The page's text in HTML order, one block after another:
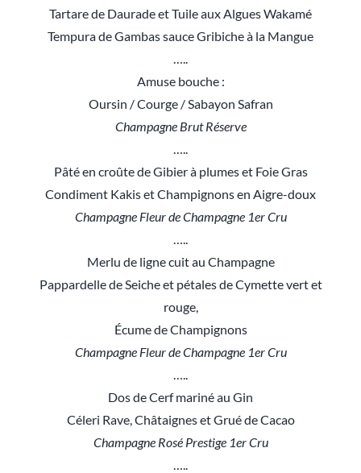
Tartare de Daurade et Tuile aux Algues Wakamé
Tempura de Gambas sauce Gribiche à la Mangue
…..
Amuse bouche :
Oursin / Courge / Sabayon Safran
Champagne Brut Réserve
…..
Pâté en croûte de Gibier à plumes et Foie Gras
Condiment Kakis et Champignons en Aigre-doux
Champagne Fleur de Champagne 1er Cru
…..
Merlu de ligne cuit au Champagne
Pappardelle de Seiche et pétales de Cymette vert et
rouge,
Écume de Champignons
Champagne Fleur de Champagne 1er Cru
…..
Dos de Cerf mariné au Gin
Céleri Rave, Châtaignes et Grué de Cacao
Champagne Rosé Prestige 1er Cru
…..